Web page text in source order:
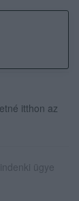
itthon az
ügye